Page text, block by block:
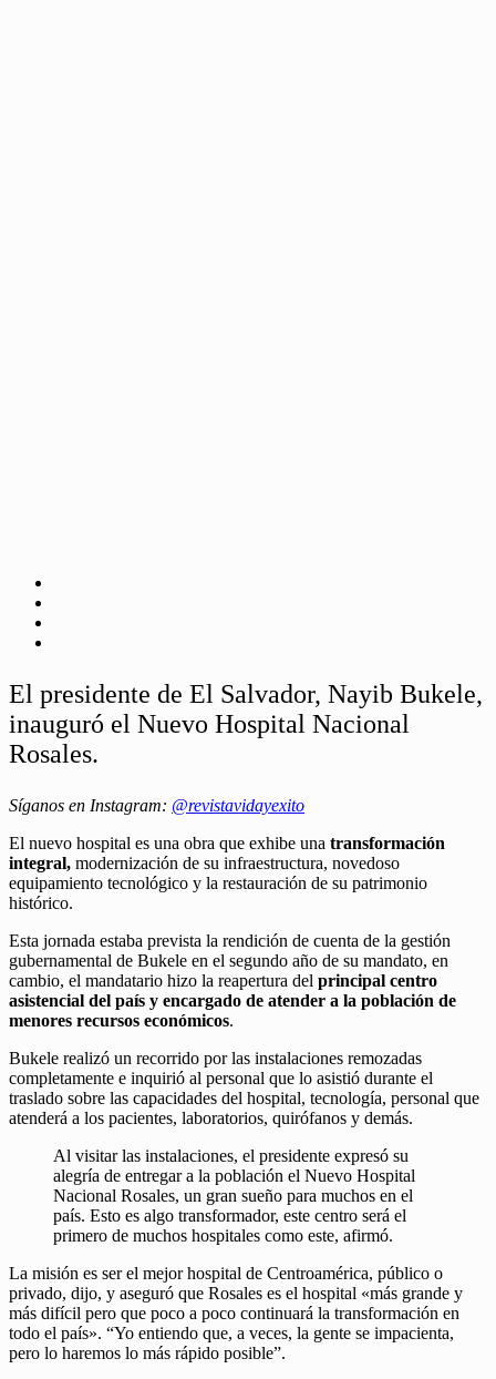
El presidente de El Salvador, Nayib Bukele,
inauguró el Nuevo Hospital Nacional
Rosales.
Síganos en Instagram: @revistavidayexito
El nuevo hospital es una obra que exhibe una transformación
integral, modernización de su infraestructura, novedoso
equipamiento tecnológico y la restauración de su patrimonio
histórico.
Esta jornada estaba prevista la rendición de cuenta de la gestión
gubernamental de Bukele en el segundo año de su mandato, en
cambio, el mandatario hizo la reapertura del principal centro
asistencial del país y encargado de atender a la población de
menores recursos económicos.
Bukele realizó un recorrido por las instalaciones remozadas
completamente e inquirió al personal que lo asistió durante el
traslado sobre las capacidades del hospital, tecnología, personal que
atenderá a los pacientes, laboratorios, quirófanos y demás.
Al visitar las instalaciones, el presidente expresó su
alegría de entregar a la población el Nuevo Hospital
Nacional Rosales, un gran sueño para muchos en el
país. Esto es algo transformador, este centro será el
primero de muchos hospitales como este, afirmó.
La misión es ser el mejor hospital de Centroamérica, público o
privado, dijo, y aseguró que Rosales es el hospital «más grande y
más difícil pero que poco a poco continuará la transformación en
todo el país». “Yo entiendo que, a veces, la gente se impacienta,
pero lo haremos lo más rápido posible”.